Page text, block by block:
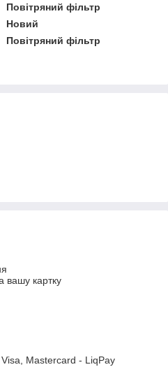
Повітряний фільтр
Новий
Повітряний фільтр
вашу картку
Mastercard - LiqPay